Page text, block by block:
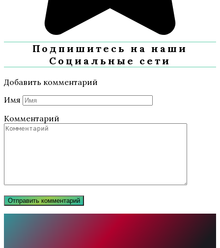
Подпишитесь на наши
Социальные сети
Добавить комментарий
Имя
Комментарий